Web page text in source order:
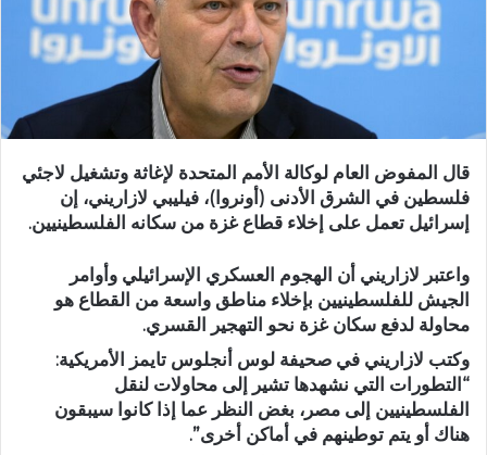
قال المفوض العام لوكالة الأمم المتحدة لإغاثة وتشغيل لاجئي
فلسطين في الشرق الأدنى (أونروا)، فيليبي لازاريني، إن
إسرائيل تعمل على إخلاء قطاع غزة من سكانه الفلسطينيين.
واعتبر لازاريني أن الهجوم العسكري الإسرائيلي وأوامر
الجيش للفلسطينيين بإخلاء مناطق واسعة من القطاع هو
محاولة لدفع سكان غزة نحو التهجير القسري.
وكتب لازاريني في صحيفة لوس أنجلوس تايمز الأمريكية:
“التطورات التي نشهدها تشير إلى محاولات لنقل
الفلسطينيين إلى مصر، بغض النظر عما إذا كانوا سيبقون
هناك أو يتم توطينهم في أماكن أخرى”.